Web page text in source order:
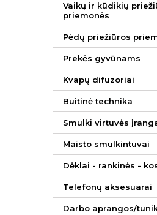
Vaikų ir kūdikių
priemonės
Pėdų priežiūros
Prekės gyvūnams
Kvapų difuzoriai
Buitinė technika
Smulki virtuvės
Maisto smulkintuvai
Dėklai - rankinės -
Telefonų aksesuarai
Darbo aprangos/